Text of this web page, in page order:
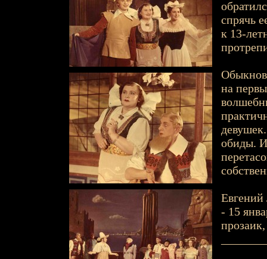
спрячь
к 13-
на
обиды. И
Евгений
- 15